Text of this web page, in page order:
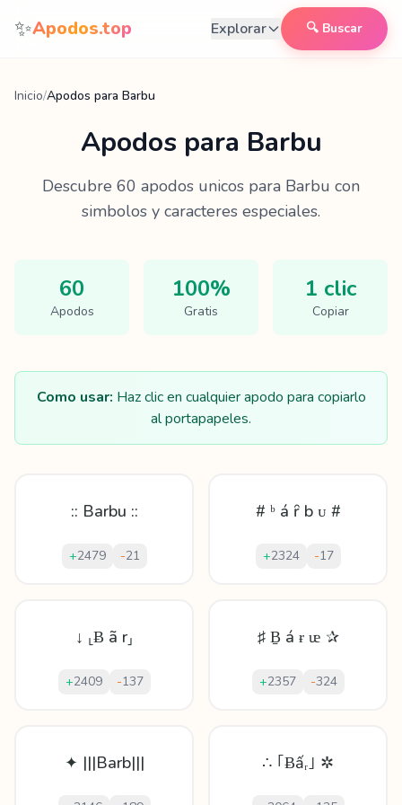
Saltar al contenido
✨Apodos.top Explorar 🔍 Buscar
Inicio/Apodos para Barbu
Apodos para Barbu
Descubre 60 apodos unicos para Barbu con
simbolos y caracteres especiales.
60
Apodos
100%
Gratis
1 clic
Copiar
Como usar: Haz clic en cualquier apodo para copiarlo
al portapapeles.
:: Barbu ::
+2479 -21
# ᵇ á ȓ b ᴜ #
+2324 -17
↓ ⸤Ƀ ã r⸥
+2409 -137
♯ Ḇ á ɍ ᵫ ✰
+2357 -324
✦ |||Barb||| ∴ ｢Ƀấᵣ｣ ✲